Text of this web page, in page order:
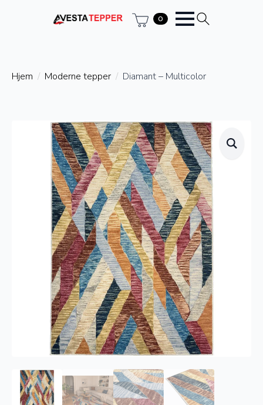
0
Hjem Moderne tepper Diamant – Multicolor